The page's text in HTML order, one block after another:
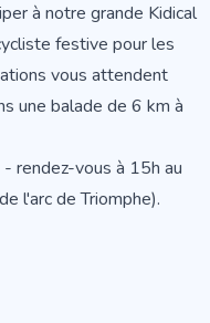
à notre grande Kidical
festive pour les
vous attendent
une balade de 6 km à
rendez-vous à 15h au
l'arc de Triomphe).